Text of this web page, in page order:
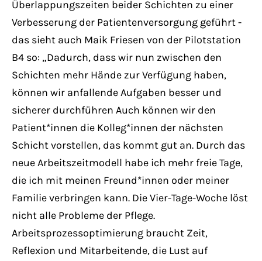
Überlappungszeiten beider Schichten zu einer
Verbesserung der Patientenversorgung geführt -
das sieht auch Maik Friesen von der Pilotstation
B4 so: „Dadurch, dass wir nun zwischen den
Schichten mehr Hände zur Verfügung haben,
können wir anfallende Aufgaben besser und
sicherer durchführen Auch können wir den
Patient*innen die Kolleg*innen der nächsten
Schicht vorstellen, das kommt gut an. Durch das
neue Arbeitszeitmodell habe ich mehr freie Tage,
die ich mit meinen Freund*innen oder meiner
Familie verbringen kann. Die Vier-Tage-Woche löst
nicht alle Probleme der Pflege.
Arbeitsprozessoptimierung braucht Zeit,
Reflexion und Mitarbeitende, die Lust auf